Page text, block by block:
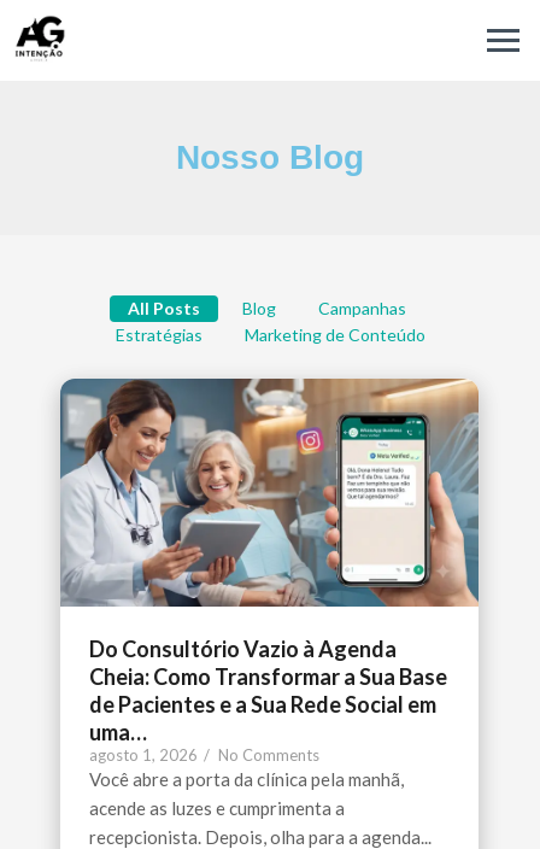
Nosso Blog
All Posts Blog
Campanhas
Estratégias
Marketing de Conteúdo
Do Consultório Vazio à Agenda
Cheia: Como Transformar a Sua Base
de Pacientes e a Sua Rede Social em
uma…
agosto 1, 2026 / No Comments
Você abre a porta da clínica pela manhã,
acende as luzes e cumprimenta a
recepcionista. Depois, olha para a agenda...